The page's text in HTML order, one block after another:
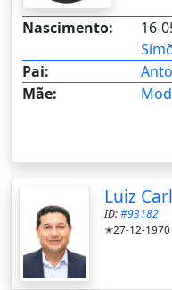
Nascimento:
16-
Pai:
Mãe:
Luiz
ID:#93182
✭27-12-1970